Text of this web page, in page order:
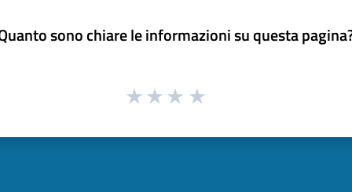
sono chiare le informazioni su questa